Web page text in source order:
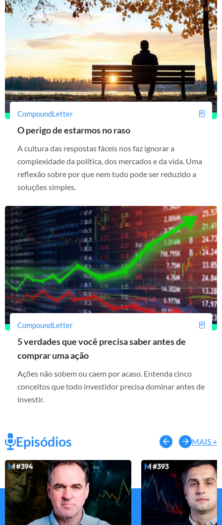
CompoundLetter
O perigo de estarmos no raso
A cultura das respostas fáceis nos faz ignorar a
complexidade da política, dos mercados e da vida. Uma
reflexão sobre por que nem tudo pode ser reduzido a
soluções simples.
CompoundLetter
5 verdades que você precisa saber antes de
comprar uma ação
Ações não sobem ou caem por acaso. Entenda cinco
conceitos que todo investidor precisa dominar antes de
investir.
Episódios MAIS +